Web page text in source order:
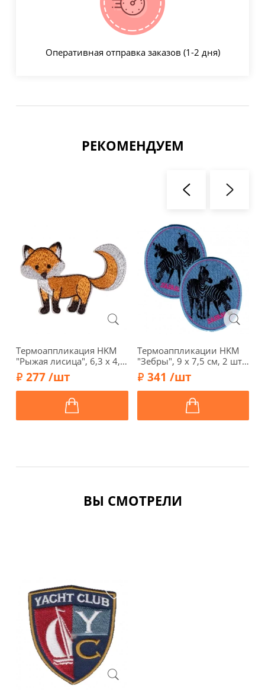
Оперативная отправка заказов (1-2 дня)
РЕКОМЕНДУЕМ
Термоаппликация HKM
"Рыжая лисица", 6,3 х 4,5
см, 42931
277 /шт
Термоаппликации HKM
"Зебры", 9 х 7,5 см, 2 шт.,
арт. 33989
341 /шт
ВЫ СМОТРЕЛИ